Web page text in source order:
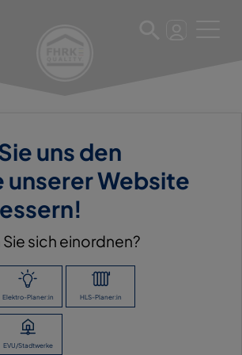
uns den
unserer Website
sich einordnen?
Elektro-Planer:in HLS-Planer:in
EVU/Stadtwerke
GMBH &